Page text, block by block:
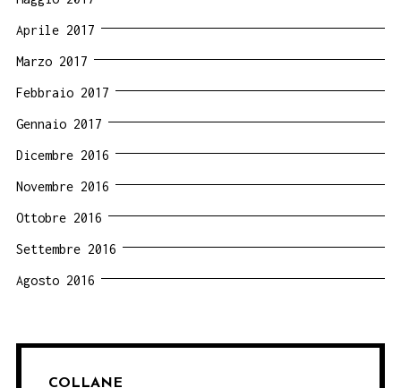
Aprile 2017
Marzo 2017
Febbraio 2017
Gennaio 2017
Dicembre 2016
Novembre 2016
Ottobre 2016
Settembre 2016
Agosto 2016
COLLANE